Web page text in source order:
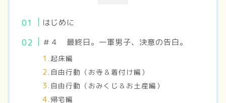
はじめに
＃４ 最終日。一軍男子、決意の告白。
起床編
自由行動（お寺＆着付け編）
自由行動（おみくじ＆お土産編）
帰宅編